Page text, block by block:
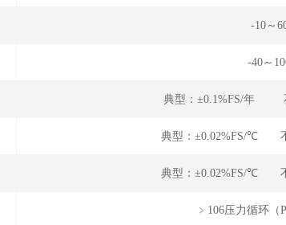
-10～
-40～
典型：±0.1%FS/年
典型：±0.02%FS/℃
典型：±0.02%FS/℃
﹥106压力循环（